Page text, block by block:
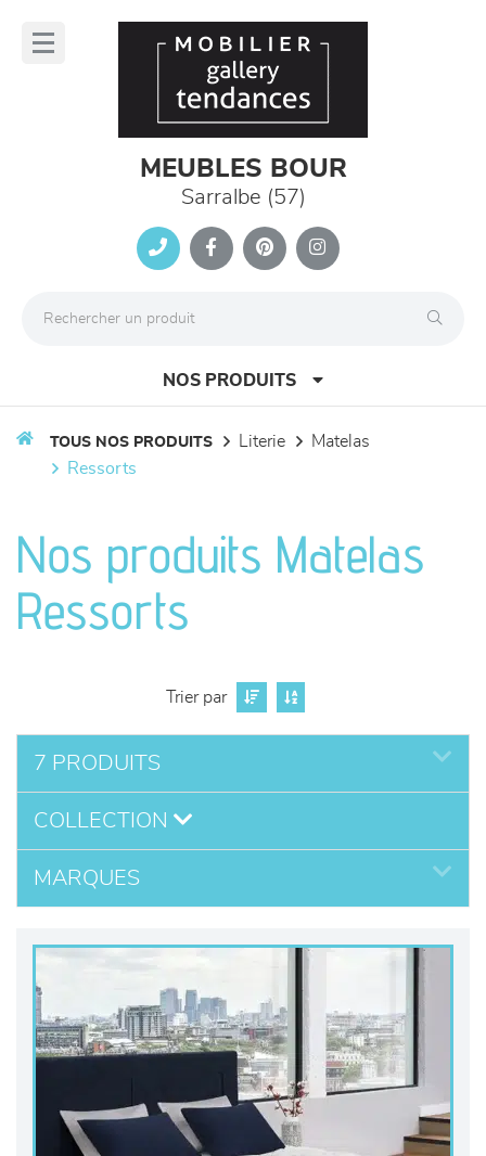
MEUBLES BOUR
Sarralbe (57)
NOS PRODUITS
séjours
meubles de complément
literie
décoration
TOUS NOS PRODUITS literie
matelas
ressorts
Nos produits Matelas
Ressorts
Trier par
7 PRODUITS
COLLECTION
MARQUES